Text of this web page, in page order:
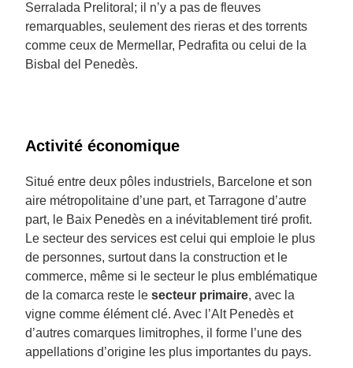
Serralada Prelitoral; il n’y a pas de fleuves
remarquables, seulement des rieras et des torrents
comme ceux de Mermellar, Pedrafita ou celui de la
Bisbal del Penedès.
Activité économique
Situé entre deux pôles industriels, Barcelone et son
aire métropolitaine d’une part, et Tarragone d’autre
part, le Baix Penedès en a inévitablement tiré profit.
Le secteur des services est celui qui emploie le plus
de personnes, surtout dans la construction et le
commerce, même si le secteur le plus emblématique
de la comarca reste le secteur primaire, avec la
vigne comme élément clé. Avec l’Alt Penedès et
d’autres comarques limitrophes, il forme l’une des
appellations d’origine les plus importantes du pays.